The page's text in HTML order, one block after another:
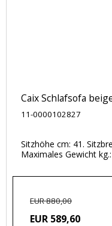
Caix Schlafsofa
11-0000102827
Sitzhöhe cm: 41.
Maximales Gewicht
EUR 880,00
EUR 589,60